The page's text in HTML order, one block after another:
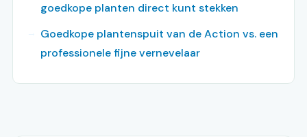
goedkope planten direct kunt stekken
Goedkope plantenspuit van de Action vs. een
professionele fijne vernevelaar